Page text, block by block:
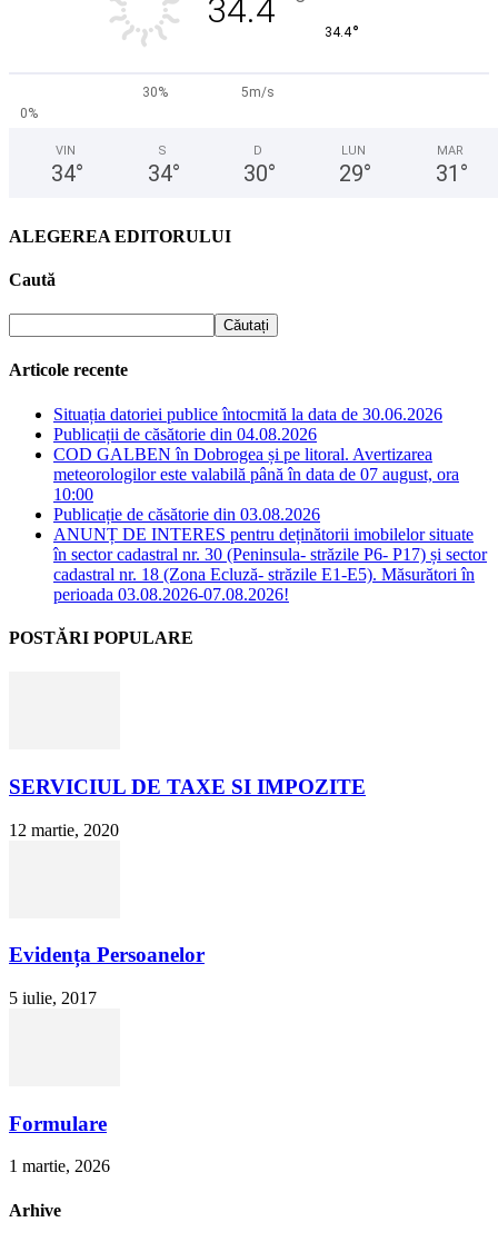
34.4
34.4°
30%
5m/s
0%
VIN
34°
S
34°
D
30°
LUN
29°
MAR
31 °
ALEGEREA EDITORULUI
Caută
Articole recente
Situația datoriei publice întocmită la data de 30.06.2026
Publicații de căsătorie din 04.08.2026
COD GALBEN în Dobrogea și pe litoral. Avertizarea
meteorologilor este valabilă până în data de 07 august, ora
10:00
Publicație de căsătorie din 03.08.2026
ANUNȚ DE INTERES pentru deținătorii imobilelor situate
în sector cadastral nr. 30 (Peninsula- străzile P6- P17) și sector
cadastral nr. 18 (Zona Ecluză- străzile E1-E5). Măsurători în
perioada 03.08.2026-07.08.2026!
POSTĂRI POPULARE
SERVICIUL DE TAXE SI IMPOZITE
12 martie, 2020
Evidența Persoanelor
5 iulie, 2017
Formulare
1 martie, 2026
Arhive